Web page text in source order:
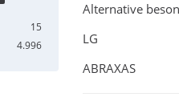
15
4.996
Alternative
LG
ABRAXAS